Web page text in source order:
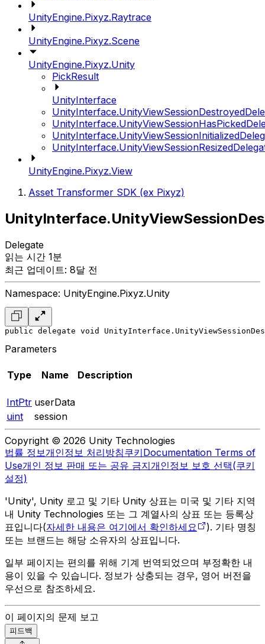
UnityEngine.Pixyz.Raytrace
UnityEngine.Pixyz.Scene
UnityEngine.Pixyz.Unity
PickResult
UnityInterface
UnityEngine.Pixyz.View
Asset Transformer SDK (ex Pixyz)
Delegate
읽는 시간 1분
최근 업데이트: 8달 전
Namespace: UnityEngine.Pixyz.Unity
public delegate void
Parameters
Type Name Description
IntPtr userData
uint
session
Copyright © 2026 Unity Technologies
법률 정보개인정보 처리방침쿠키Documentation Terms of
Use개인 정보 판매 또는 공유 금지개인정보 보호 선택(쿠키
설정)
'Unity', Unity 로고 및 기타 Unity 상표는 미국 및 기타 지역
내 Unity Technologies 또는 그 계열사의 상표 또는 등록상
표입니다(자세한 내용은 여기에서 확인하세요
). 기타 명칭
또는 브랜드는 해당 소유자의 상표입니다.
일부 페이지는 편의를 위해 기계 번역되었으며 부정확한 내
용이 있을 수 있습니다. 정보가 상충되는 경우, 영어 버전을
우선으로 참조하세요.
이 페이지의 문제 보고
피드백